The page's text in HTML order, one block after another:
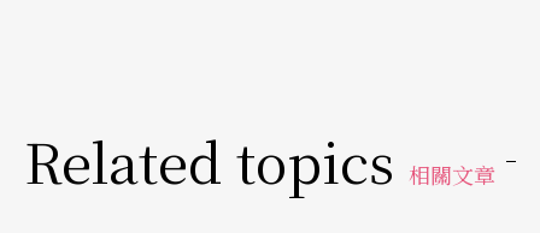
Related topics 相關文章